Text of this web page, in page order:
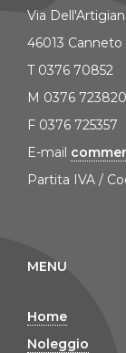
Via
46013
T 0376 70852
M 0376 723820
F 0376 725357
E-mail
Partita IVA /
MENU
Home
Noleggio